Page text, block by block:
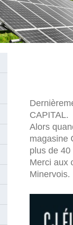
CAPITAL.
Alors
magasine
plus de
Merci aux
Minervois.